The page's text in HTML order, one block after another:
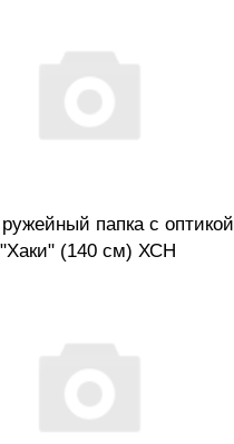
папка с оптикой
"Хаки" (140 см) ХСН